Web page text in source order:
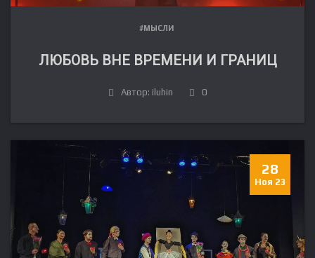
#МЫСЛИ
ЛЮБОВЬ ВНЕ ВРЕМЕНИ И ГРАНИЦ
Автор: iluhin 0
28
Ноя 23